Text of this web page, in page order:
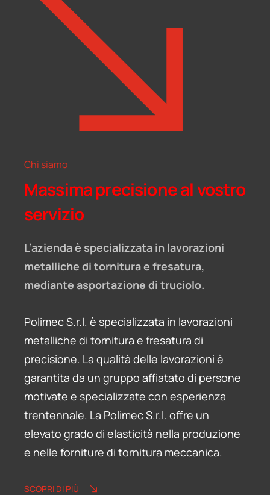
Chi siamo
Massima precisione al vostro
servizio
L’azienda è specializzata in lavorazioni
metalliche di tornitura e fresatura,
mediante asportazione di truciolo.
Polimec S.r.l. è specializzata in lavorazioni
metalliche di tornitura e fresatura di
precisione. La qualità delle lavorazioni è
garantita da un gruppo affiatato di persone
motivate e specializzate con esperienza
trentennale. La Polimec S.r.l. offre un
elevato grado di elasticità nella produzione
e nelle forniture di tornitura meccanica.
SCOPRI DI PIÙ